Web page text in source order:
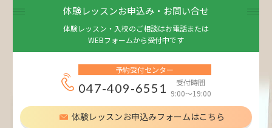
体験レッスンお申込み・お問い合せ
体験レッスン・入校のご相談はお電話または
WEBフォームから受付中です
予約受付センター
047-409-6551
受付時間
9:00～19:00
体験レッスンお申込みフォームはこちら